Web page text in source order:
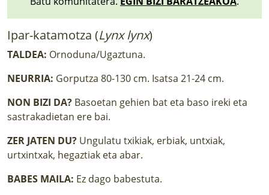
Ipar-katamotza (Lynx lynx)
TALDEA: Ornoduna/Ugaztuna.
NEURRIA: Gorputza 80-130 cm. Isatsa 21-24 cm.
NON BIZI DA? Basoetan gehien bat eta baso ireki eta
sastrakadietan ere bai.
ZER JATEN DU? Ungulatu txikiak, erbiak, untxiak,
urtxintxak, hegaztiak eta abar.
BABES MAILA: Ez dago babestuta.